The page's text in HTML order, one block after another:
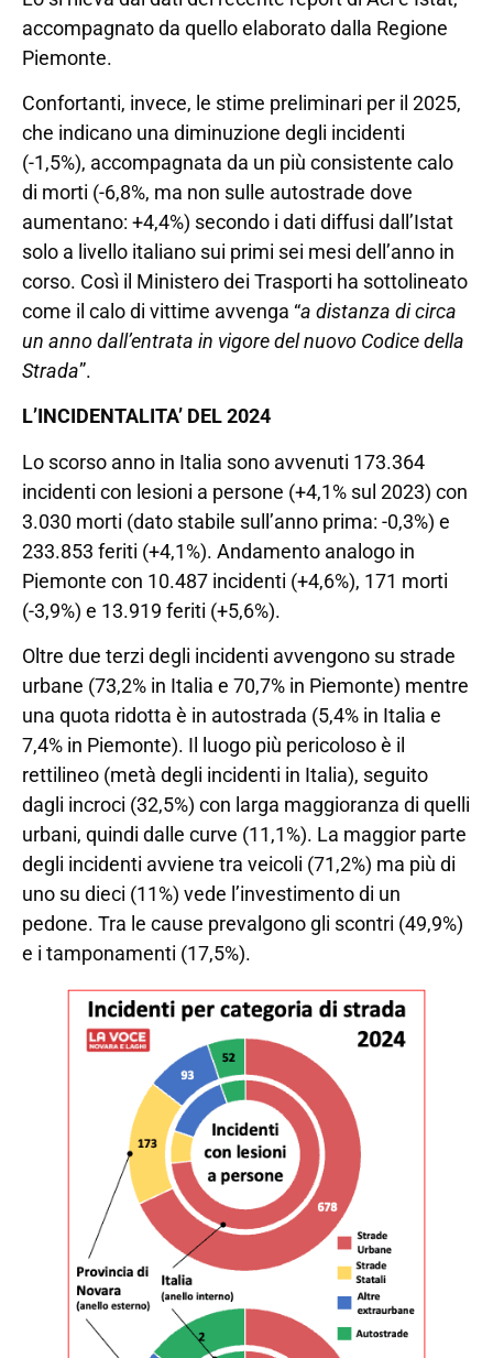
accompagnato da quello elaborato dalla Regione
Piemonte.
Confortanti, invece, le stime preliminari per il 2025,
che indicano una diminuzione degli incidenti
(-1,5%), accompagnata da un più consistente calo
di morti (-6,8%, ma non sulle autostrade dove
aumentano: +4,4%) secondo i dati diffusi dall’Istat
solo a livello italiano sui primi sei mesi dell’anno in
corso. Così il Ministero dei Trasporti ha sottolineato
come il calo di vittime avvenga “a distanza di circa
un anno dall’entrata in vigore del nuovo Codice della
Strada”.
L’INCIDENTALITA’ DEL 2024
Lo scorso anno in Italia sono avvenuti 173.364
incidenti con lesioni a persone (+4,1% sul 2023) con
3.030 morti (dato stabile sull’anno prima: -0,3%) e
233.853 feriti (+4,1%). Andamento analogo in
Piemonte con 10.487 incidenti (+4,6%), 171 morti
(-3,9%) e 13.919 feriti (+5,6%).
Oltre due terzi degli incidenti avvengono su strade
urbane (73,2% in Italia e 70,7% in Piemonte) mentre
una quota ridotta è in autostrada (5,4% in Italia e
7,4% in Piemonte). Il luogo più pericoloso è il
rettilineo (metà degli incidenti in Italia), seguito
dagli incroci (32,5%) con larga maggioranza di quelli
urbani, quindi dalle curve (11,1%). La maggior parte
degli incidenti avviene tra veicoli (71,2%) ma più di
uno su dieci (11%) vede l’investimento di un
pedone. Tra le cause prevalgono gli scontri (49,9%)
e i tamponamenti (17,5%).